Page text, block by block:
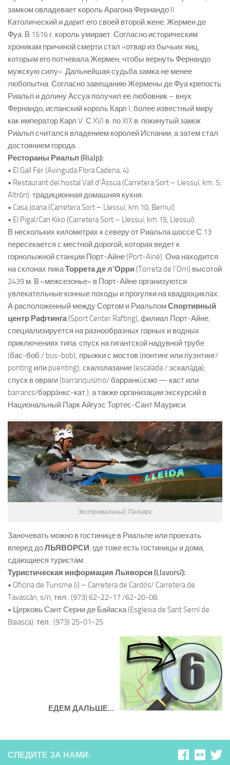
замком овладевает король Арагона Фернандо II
Католический и дарит его своей второй жене, Жермен де
Фуа. В 1516 г. король умирает. Согласно историческим
хроникам причиной смерти стал «отвар из бычьих яиц,
которым его потчевала Жермен, чтобы вернуть Фернандо
мужскую силу». Дальнейшая судьба замка не менее
любопытна. Согласно завещанию Жермены де Фуа крепость
Риальп и долину Ассуа получил ее любовник – внук
Фернандо, испанский король Карл I, более известный миру
как император Карл V. С XVI в. по XIX в. покинутый замок
Риальп считался владением королей Испании, а затем стал
достоянием города…
Рестораны Риальп (Rialp):
• El Gall Fer (Avinguda Flora Cadena, 4).
• Restaurant del hostal Vall d´Àssua (Carretera Sort – Llessuí, km. 5,
Altrón): традиционная домашняя кухня.
• Casa Joana (Carretera Sort – Llessuí, km.10, Bernuí).
• El Pigal/Can Kiko (Carretera Sort – Llessuí, km.15, Llessuí).
В нескольких километрах к северу от Риальпа шоссе С 13
пересекается с местной дорогой, которая ведет к
горнолыжной станции Порт-Айне (Port-Ainé). Она находится
на склонах пикаТоррета де л’Орри(Torreta de l´Orri) высотой
2439 м. В «межсезонье» в Порт-Айне организуются
увлекательные конные походы и прогулки на квадроциклах.
А расположенный между Сортом и РиальпомСпортивный
центр Рафтинга(Sport Center Rafting), филиал Порт-Айне,
специализируется на разнообразных горных и водных
приключениях типа: спуск на гигантской надувной трубе
(бас-боб / bus-bob); прыжки с мостов (понтинг или пуэнтинг/
ponting или puenting); скалолазание (escalada / эскалáда);
спуск в овраги (barranquismo/ барранкúсмо — каст или
barrancs/баррáнкс-кат.), а также организации экскурсий в
Национальный Парк Айгуэс Тортес-Сант Мауриси.
Экстремальный Пальярс
Заночевать можно в гостинице в Риальпе или проехать
вперед доЛЬЯВОРСИ , где тоже есть гостиницы и дома,
сдающиеся туристам.
Туристическая информация Льяворси (Llavorsí):
• Oficina de Turisme (i) – Carretera de Cardós/ Carretera de
Tavascán, s/n, тел.: (973) 62-22-17 /62-20-08.
• Церковь Сант Серни де Байаска (Esglesia de Sant Serní de
Baiasca): тел.: (973) 25-01-25
ЕДЕМ ДАЛЬШЕ…
СЛЕДИТЕ ЗА НАМИ: